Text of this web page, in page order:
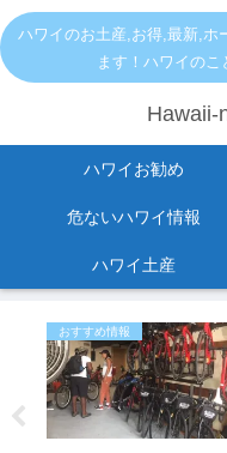
ハワイのお土産,お得,最新,ホ
ます！ハワイのこ
Hawaii-
ハワイお勧め
危ないハワイ情報
ハワイ土産
おすすめ情報